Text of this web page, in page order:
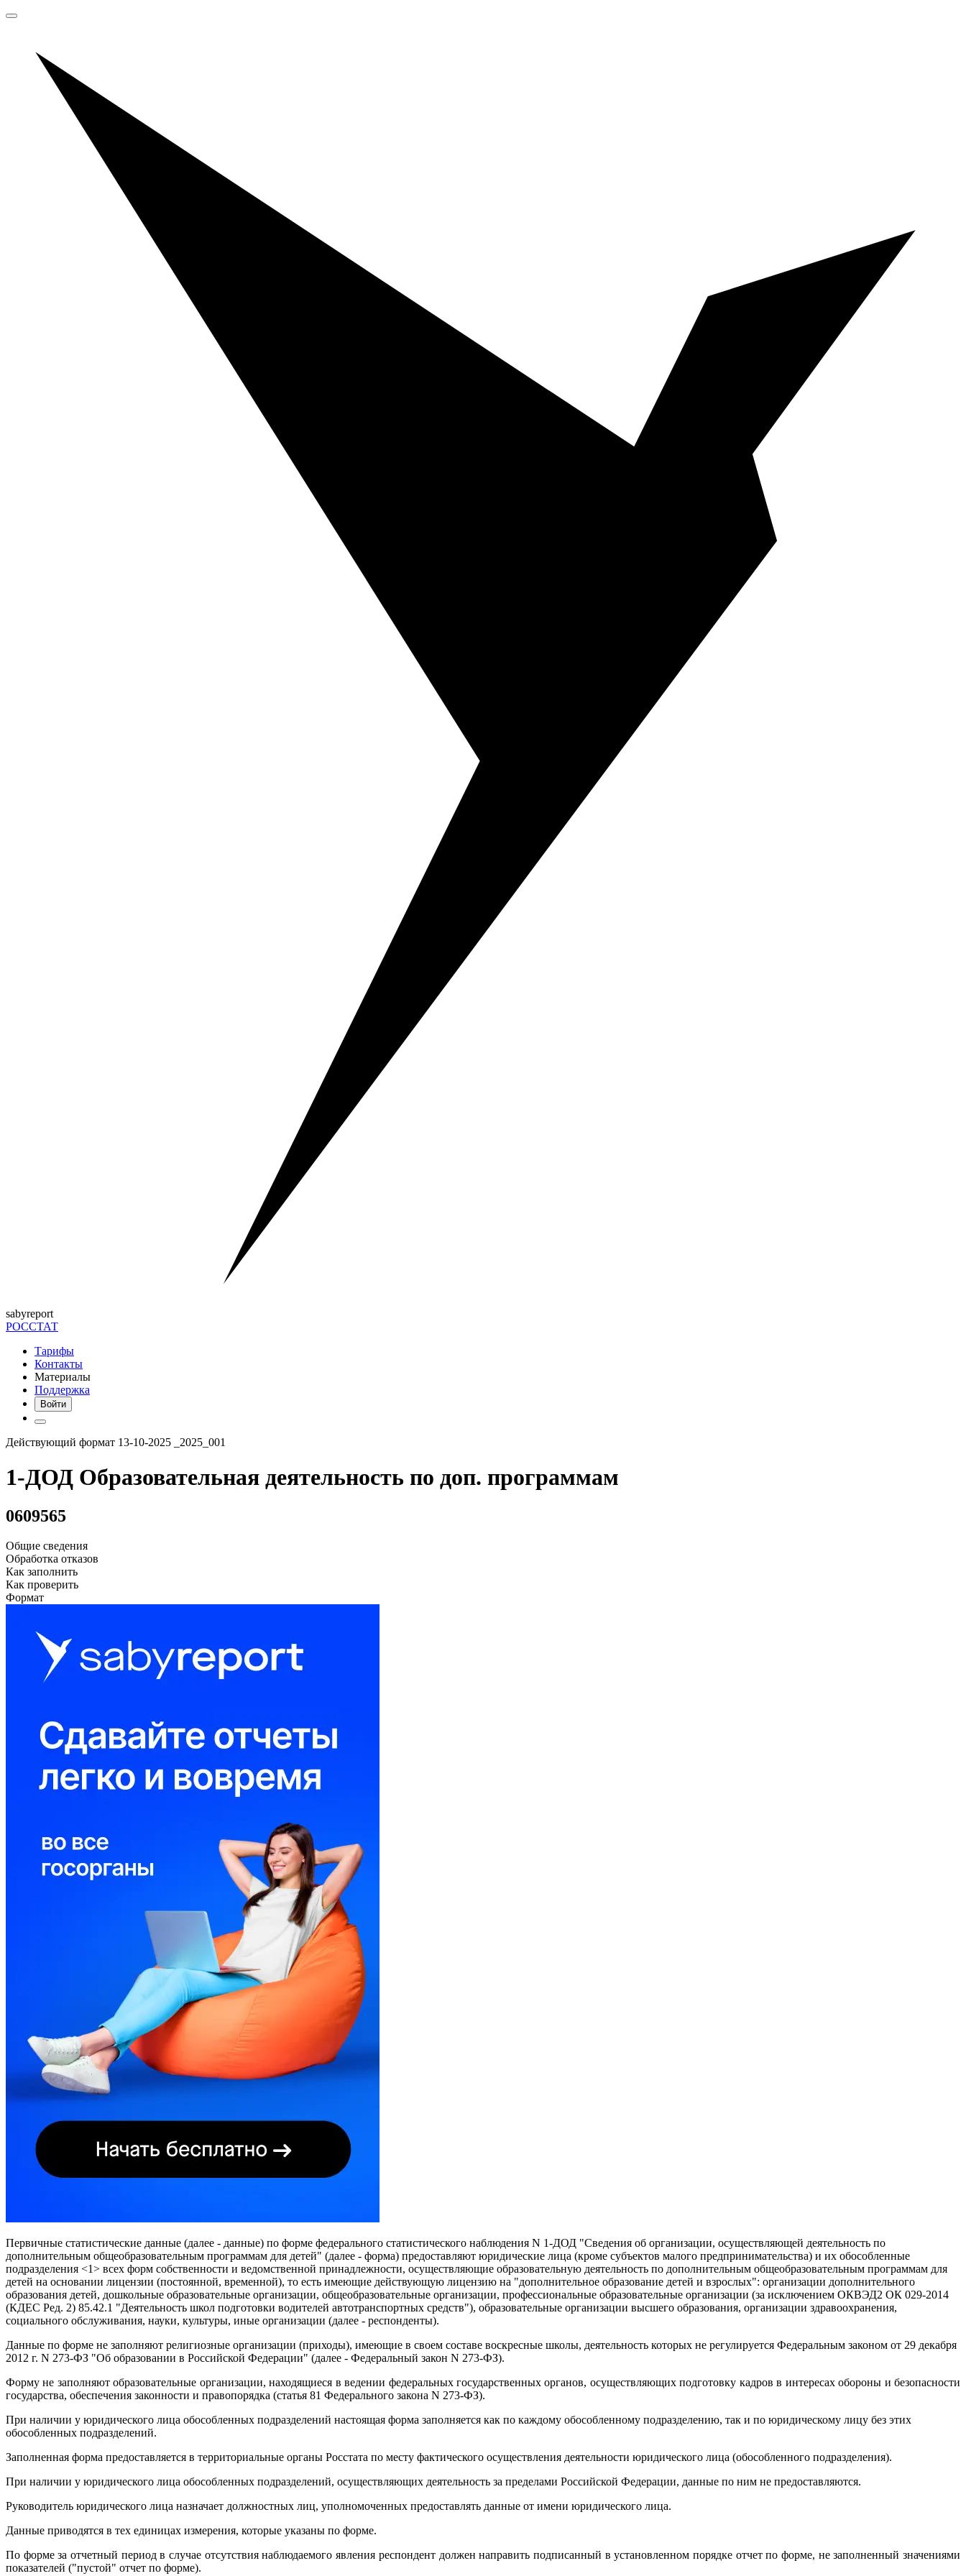
sabyreport
РОССТАТ
Тарифы
Контакты
Материалы
Поддержка
Войти
Действующий формат 13-10-2025 _2025_001
1-ДОД Образовательная деятельность по доп. программам
0609565
Общие сведения
Обработка отказов
Как заполнить
Как проверить
Формат
Первичные статистические данные (далее - данные) по форме федерального статистического наблюдения N 1-ДОД "Сведения об организации, осуществляющей деятельность по
дополнительным общеобразовательным программам для детей" (далее - форма) предоставляют юридические лица (кроме субъектов малого предпринимательства) и их обособленные
подразделения <1> всех форм собственности и ведомственной принадлежности, осуществляющие образовательную деятельность по дополнительным общеобразовательным программам для
детей на основании лицензии (постоянной, временной), то есть имеющие действующую лицензию на "дополнительное образование детей и взрослых": организации дополнительного
образования детей, дошкольные образовательные организации, общеобразовательные организации, профессиональные образовательные организации (за исключением ОКВЭД2 ОК 029-2014
(КДЕС Ред. 2) 85.42.1 "Деятельность школ подготовки водителей автотранспортных средств"), образовательные организации высшего образования, организации здравоохранения,
социального обслуживания, науки, культуры, иные организации (далее - респонденты).
Данные по форме не заполняют религиозные организации (приходы), имеющие в своем составе воскресные школы, деятельность которых не регулируется Федеральным законом от 29 декабря
2012 г. N 273-ФЗ "Об образовании в Российской Федерации" (далее - Федеральный закон N 273-ФЗ).
Форму не заполняют образовательные организации, находящиеся в ведении федеральных государственных органов, осуществляющих подготовку кадров в интересах обороны и безопасности
государства, обеспечения законности и правопорядка (статья 81 Федерального закона N 273-ФЗ).
При наличии у юридического лица обособленных подразделений настоящая форма заполняется как по каждому обособленному подразделению, так и по юридическому лицу без этих
обособленных подразделений.
Заполненная форма предоставляется в территориальные органы Росстата по месту фактического осуществления деятельности юридического лица (обособленного подразделения).
При наличии у юридического лица обособленных подразделений, осуществляющих деятельность за пределами Российской Федерации, данные по ним не предоставляются.
Руководитель юридического лица назначает должностных лиц, уполномоченных предоставлять данные от имени юридического лица.
Данные приводятся в тех единицах измерения, которые указаны по форме.
По форме за отчетный период в случае отсутствия наблюдаемого явления респондент должен направить подписанный в установленном порядке отчет по форме, не заполненный значениями
показателей ("пустой" отчет по форме).